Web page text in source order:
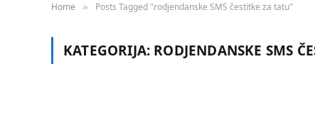
Home » Posts Tagged "rodjendanske SMS čestitke za tatu"
KATEGORIJA: RODJENDANSKE SMS